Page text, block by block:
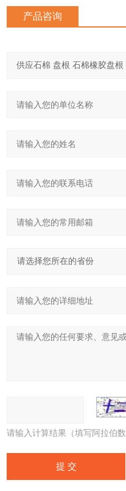
产品咨询
请输入计算结果（填写阿拉伯